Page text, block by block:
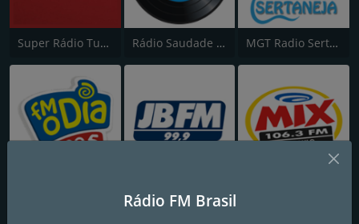
Super Rádio Tupi FM Rádio Saudade FM 100.7 MGT Radio Sertaneja
Rádio FM Brasil